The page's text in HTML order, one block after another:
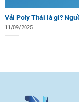
Vải Poly Thái là gì?
11/09/2025